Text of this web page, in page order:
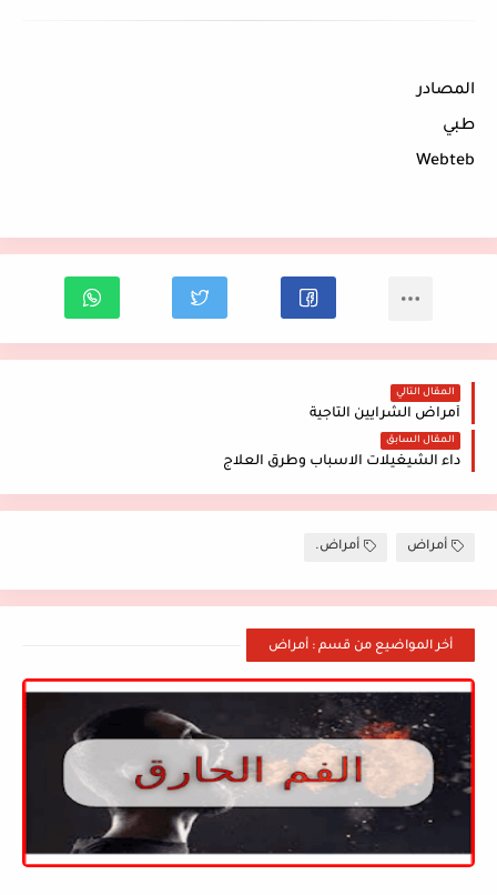
المصادر
طبي
Webteb
المقال التالي
أمراض الشرايين التاجية
المقال السابق
داء الشيغيلات الاسباب وطرق العلاج
أمراض أمراض.
أخر المواضيع من قسم : أمراض